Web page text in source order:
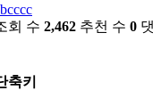
회 수 2,462 추천 수 0
축키